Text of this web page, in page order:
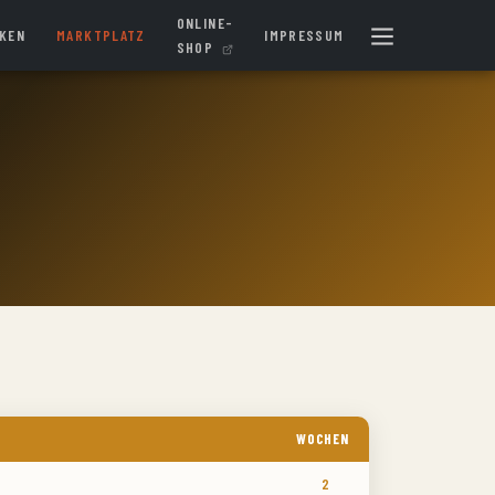
MARKTPLATZ
ONLINE-
SHOP
IMPRESSUM
WOCHEN
2